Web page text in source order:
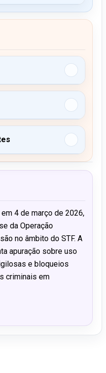
4 de março de 2026,
da Operação
no âmbito do STF. A
apuração sobre uso
e bloqueios
criminais em